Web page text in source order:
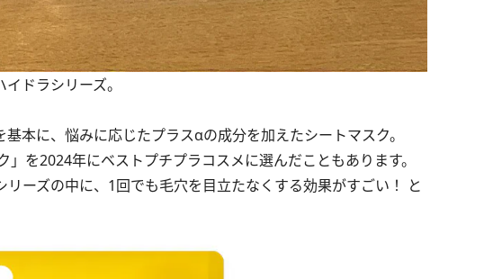
ドラシリーズ。
本に、悩みに応じたプラスαの成分を加えたシートマスク。
」を2024年にベストプチプラコスメに選んだこともあります。
ーズの中に、1回でも毛穴を目立たなくする効果がすごい！ と